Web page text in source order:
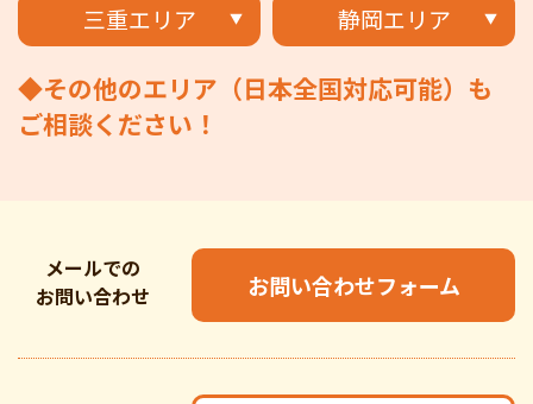
三重エリア 静岡エリア
◆その他のエリア（日本全国対応可能）も
ご相談ください！
メールでの
お問い合わせ
お問い合わせフォーム